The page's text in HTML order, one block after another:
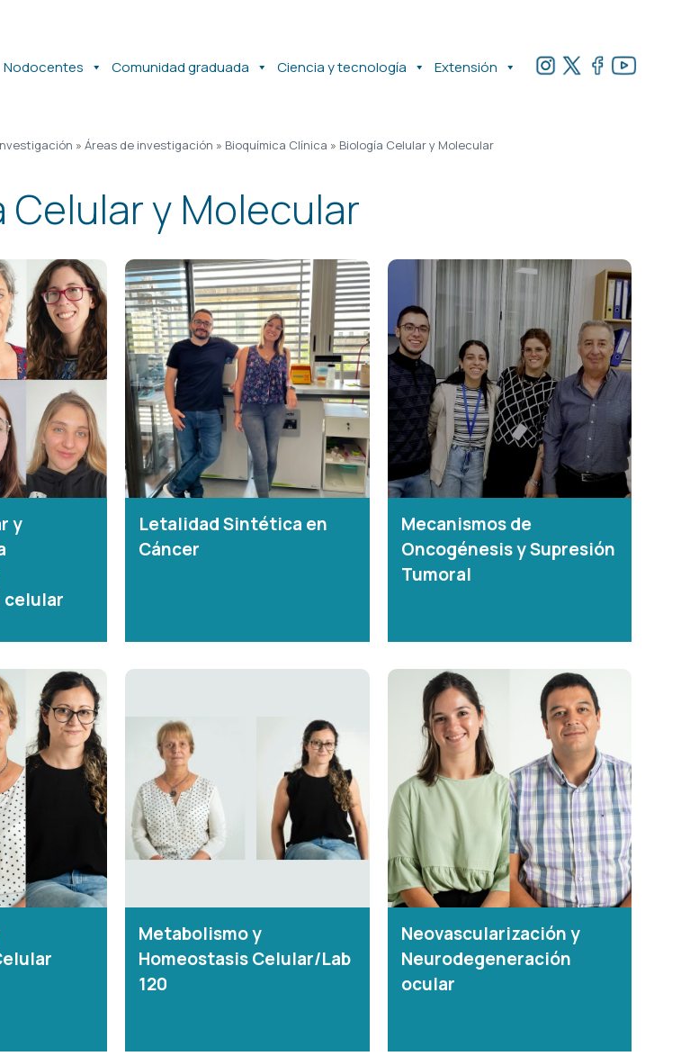
Nodocentes Comunidad graduada Ciencia y tecnología Extensión
» Áreas de investigación » Bioquímica Clínica » Biología Celular y Molecular
Celular y Molecular
y
Letalidad Sintética en
Cáncer
Mecanismos de
Oncogénesis y Supresión
Tumoral
Metabolismo y
Homeostasis Celular/Lab
120
Neovascularización y
Neurodegeneración
ocular